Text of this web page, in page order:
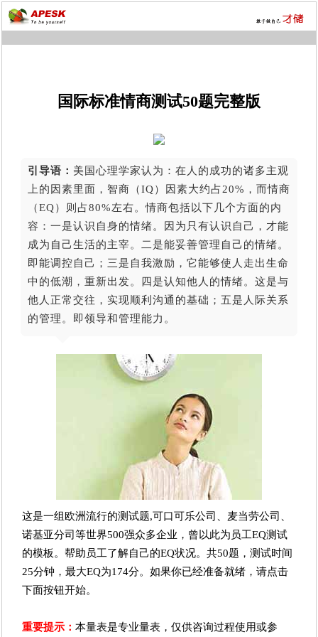
国际标准情商测试50题完整版
引导语： 美国心理学家认为：在人的成功的诸多主观
上的因素里面，智商（IQ）因素大约占20%，而情商
（EQ）则占80%左右。情商包括以下几个方面的内
容：一是认识自身的情绪。因为只有认识自己，才能
成为自己生活的主宰。二是能妥善管理自己的情绪。
即能调控自己；三是自我激励，它能够使人走出生命
中的低潮，重新出发。四是认知他人的情绪。这是与
他人正常交往，实现顺利沟通的基础；五是人际关系
的管理。即领导和管理能力。
这是一组欧洲流行的测试题,可口可乐公司、麦当劳公司、
诺基亚分司等世界500强众多企业，曾以此为员工EQ测试
的模板。帮助员工了解自己的EQ状况。共50题，测试时间
25分钟，最大EQ为174分。如果你已经准备就绪，请点击
下面按钮开始。
重要提示： 本量表是专业量表，仅供咨询过程使用或参